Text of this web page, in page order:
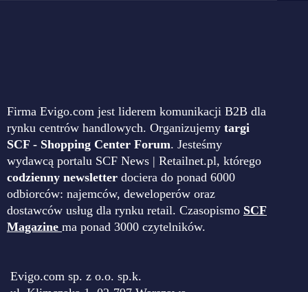
Firma Evigo.com jest liderem komunikacji B2B dla
rynku centrów handlowych. Organizujemy targi
SCF - Shopping Center Forum. Jesteśmy
wydawcą portalu SCF News | Retailnet.pl, którego
codzienny newsletter dociera do ponad 6000
odbiorców: najemców, deweloperów oraz
dostawców usług dla rynku retail. Czasopismo SCF
Magazine ma ponad 3000 czytelników.
Evigo.com sp. z o.o. sp.k.